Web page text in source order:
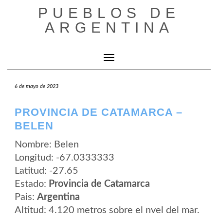
PUEBLOS DE
ARGENTINA
Cambiar modo de navegación
6 de mayo de 2023
PROVINCIA DE CATAMARCA –
BELEN
Nombre: Belen
Longitud: -67.0333333
Latitud: -27.65
Estado: Provincia de Catamarca
Pais: Argentina
Altitud: 4.120 metros sobre el nvel del mar.